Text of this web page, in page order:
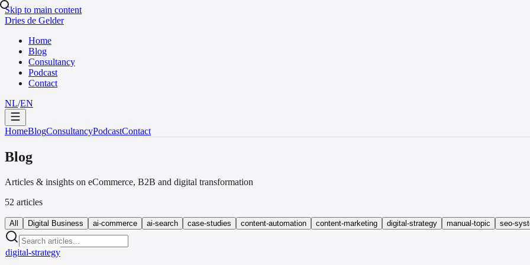
Skip to main content
Dries de Gelder
Home
Blog
Consultancy
Podcast
Contact
NL/EN
HomeBlogConsultancyPodcastContact
Blog
Articles & insights on eCommerce, B2B and digital transformation
52 articles
All Digital Business ai-commerce ai-search case-studies content-automation content-marketing digital-strategy manual-topic seo-
digital-strategy